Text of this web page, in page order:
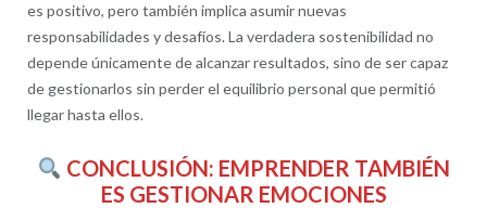
es positivo, pero también implica asumir nuevas
responsabilidades y desafíos. La verdadera sostenibilidad no
depende únicamente de alcanzar resultados, sino de ser capaz
de gestionarlos sin perder el equilibrio personal que permitió
llegar hasta ellos.
CONCLUSIÓN: EMPRENDER TAMBIÉN
ES GESTIONAR EMOCIONES